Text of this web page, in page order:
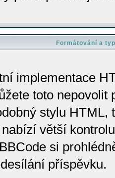
Formátování a
implementace
toto
stylu HTML,
větší
si
příspěvku.